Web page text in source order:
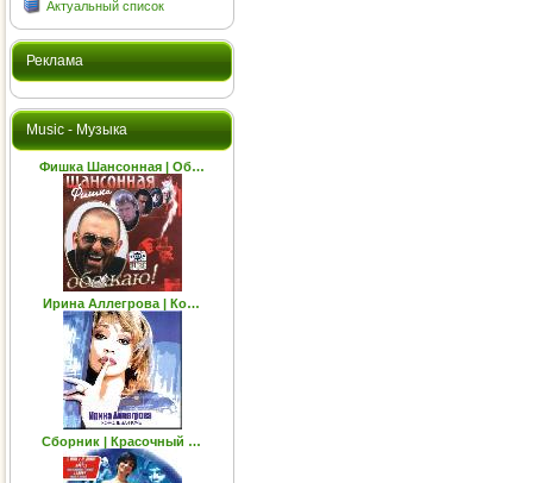
Актуальный список
Реклама
Music - Музыка
Фишка Шансонная | Об…
Ирина Аллегрова | Ко…
Сборник | Красочный …